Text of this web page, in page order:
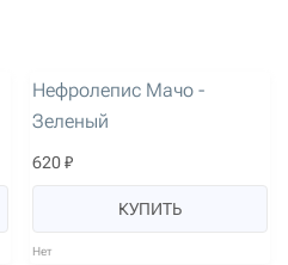
Нефролепис Мачо -
Зеленый
620 ₽
КУПИТЬ
Нет